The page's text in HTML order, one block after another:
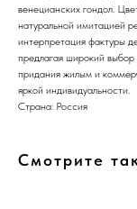
венецианских гондол.
натуральной имитацией
интерпретация фактуры
предлагая широкий
придания жилым и
яркой индивидуальности.
Страна: Россия
Смотрите